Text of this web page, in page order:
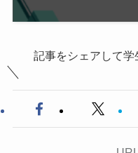
記事をシェアして